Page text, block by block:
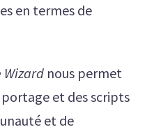
en termes de
Wizard nous permet
portage et des scripts
et de